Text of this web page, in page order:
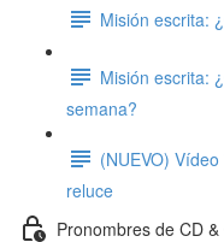
Misión escrita:
Misión escrita:
semana?
(NUEVO)
reluce
Pronombres de CD